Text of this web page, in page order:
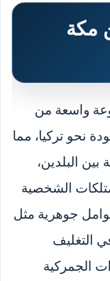
مكة
واسعة من
نحو تركيا، مما
البلدين،
الشخصية
جوهرية مثل
التغليف
الجمركية